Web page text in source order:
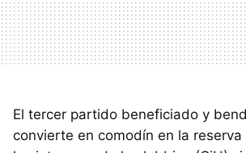
El tercer partido beneficiado y
convierte en comodín en la